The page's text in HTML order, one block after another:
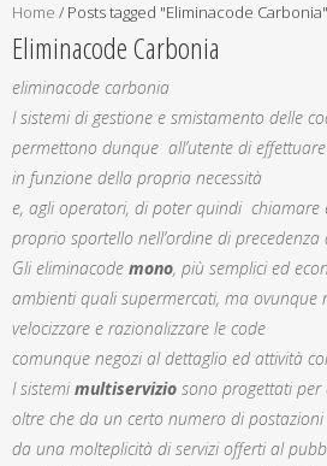
Home / Posts tagged "Eliminacode Carbonia"
Eliminacode Carbonia
eliminacode carbonia
I sistemi di gestione e smistamento delle
permettono dunque all’utente di
in funzione della propria necessità
e, agli operatori, di poter quindi chiamare
proprio sportello nell’ordine di precedenza
Gli eliminacode mono, più semplici ed
ambienti quali supermercati, ma ovunque
velocizzare e razionalizzare le code
comunque negozi al dettaglio ed attività
I sistemi multiservizio sono progettati per
oltre che da un certo numero di
da una molteplicità di servizi offerti al